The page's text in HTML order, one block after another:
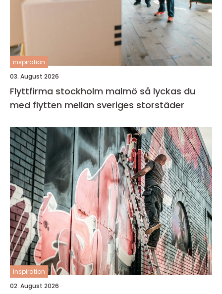
inspiration
03. August 2026
Flyttfirma stockholm malmö så lyckas du
med flytten mellan sveriges storstäder
inspiration
02. August 2026